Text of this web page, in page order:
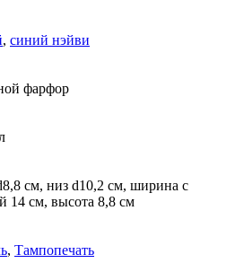
, синий нэйви
фарфор
см, низ d10,2 см, ширина с
14 см, высота 8,8 см
, Тампопечать